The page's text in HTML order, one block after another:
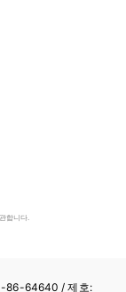
합니다.
86-64640 / 제호: